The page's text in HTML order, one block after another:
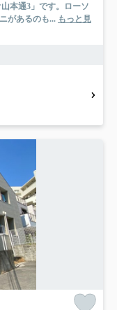
本通3」です。ローソ
があるのも... もっと見